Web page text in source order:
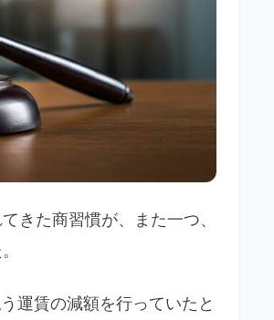
きた商習慣が、また一つ、
運賃の減額を行っていたと